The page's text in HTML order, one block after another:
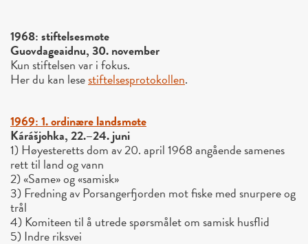
1968: stiftelsesmøte
Guovdageaidnu, 30. november
Kun stiftelsen var i fokus.
Her du kan lesestiftelsesprotokollen.
1969: 1. ordinære landsmøte
Kárášjohka, 22.–24. juni
1) Høyesteretts dom av 20. april 1968 angående samenes
rett til land og vann
2) «Same» og «samisk»
3) Fredning av Porsangerfjorden mot fiske med snurpere og
trål
4) Komiteen til å utrede spørsmålet om samisk husflid
5) Indre riksvei